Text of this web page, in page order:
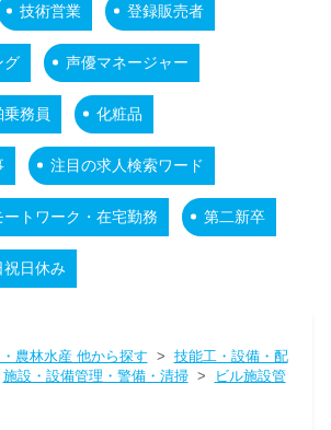
技術営業 登録販売者
グ 声優マネージャー
務員 化粧品
注目の求人検索ワード
ートワーク・在宅勤務 第二新卒
祝日休み
農林水産 他から探す > 技能工・設備・配
施設・設備管理・警備・清掃>
ビル施設管